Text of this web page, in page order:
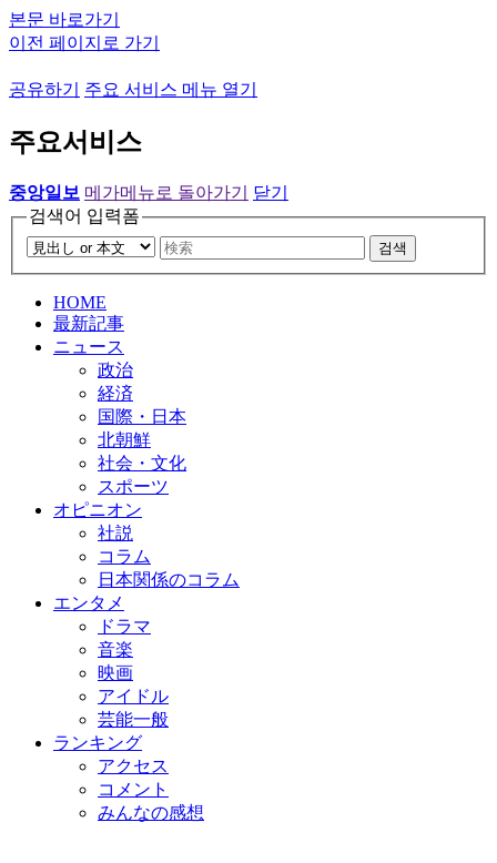
본문 바로가기
이전 페이지로 가기
공유하기 주요 서비스 메뉴 열기
주요서비스
중앙일보 메가메뉴로 돌아가기
닫기
검색어 입력폼
검색
HOME
最新記事
ニュース
政治
経済
国際・日本
北朝鮮
社会・文化
スポーツ
オピニオン
社説
コラム
日本関係のコラム
エンタメ
ドラマ
音楽
映画
アイドル
芸能一般
ランキング
アクセス
コメント
みんなの感想